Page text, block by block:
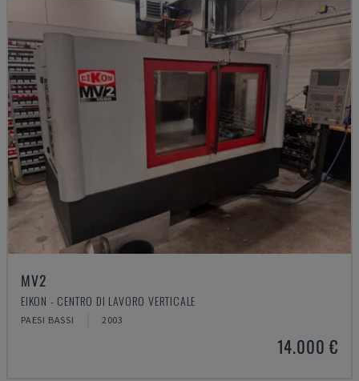
MV2
EIKON - CENTRO DI LAVORO VERTICALE
PAESI BASSI 2003
14.000 €